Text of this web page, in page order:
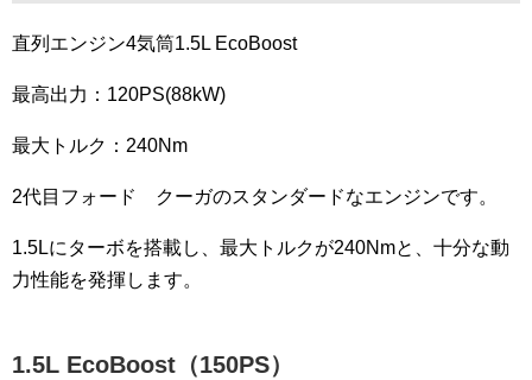
直列エンジン4気筒1.5L EcoBoost
最高出力：120PS(88kW)
最大トルク：240Nm
2代目フォード クーガのスタンダードなエンジンです。
1.5Lにターボを搭載し、最大トルクが240Nmと、十分な動
力性能を発揮します。
1.5L EcoBoost（150PS）